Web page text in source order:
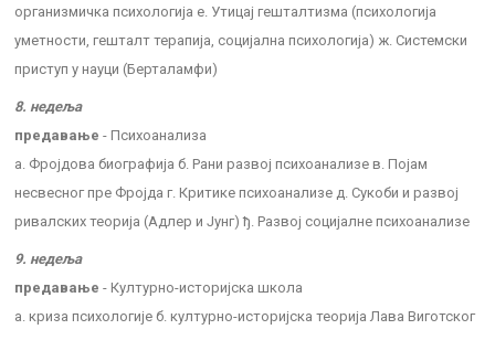
организмичка психологија е. Утицај гешталтизма (психологија
уметности, гешталт терапија, социјална психологија) ж. Системски
приступ у науци (Берталамфи)
8. недеља
предавање - Психоанализа
а. Фројдова биографија б. Рани развој психоанализе в. Појам
несвесног пре Фројда г. Критике психоанализе д. Сукоби и развој
ривалских теорија (Адлер и Јунг) ђ. Развој социјалне психоанализе
9. недеља
предавање - Културно-историјска школа
а. криза психологије б. културно-историјска теорија Лава Виготског